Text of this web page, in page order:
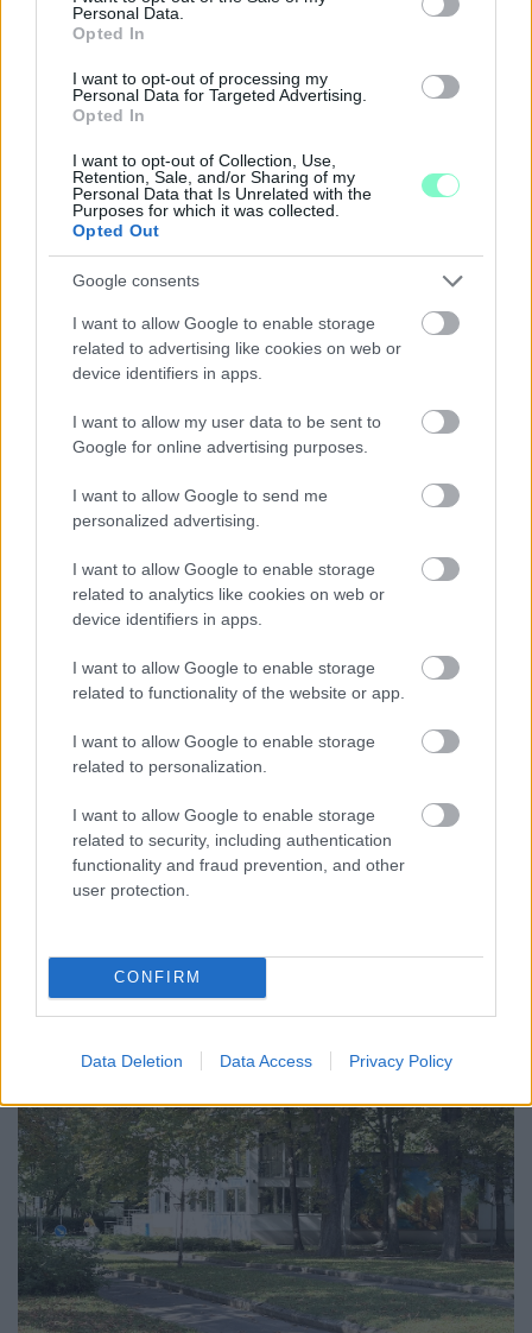
Personal Data.
Opted In
I want to opt-out of processing my
Personal Data for Targeted Advertising.
Opted In
I want to opt-out of Collection, Use,
Retention, Sale, and/or Sharing of my
Personal Data that Is Unrelated with the
Purposes for which it was collected.
Opted Out
Google consents
I want to allow Google to enable storage
related to advertising like cookies on web or
device identifiers in apps.
I want to allow my user data to be sent to
Google for online advertising purposes.
I want to allow Google to send me
personalized advertising.
I want to allow Google to enable storage
related to analytics like cookies on web or
device identifiers in apps.
I want to allow Google to enable storage
related to functionality of the website or app.
I want to allow Google to enable storage
related to personalization.
I want to allow Google to enable storage
related to security, including authentication
functionality and fraud prevention, and other
user protection.
CONFIRM
Data Deletion Data Access Privacy Policy
PERL, VÁRADI ÉS TANOH DEZ IS OTT VAN A FÉRFI
KOSÁRLABDA-VÁLOGATOTT SZŰKÍTETT
KERETÉBEN
Észtország, Szlovénia és Svédország következik.
BERUHÁZÁSI CSOMAGGAL ERŐSÍTIK
MAGYARORSZÁG ENERGIAELLÁTÁSÁT, MIKÖZBEN
TOVÁBBRA IS KRITIKUS NAPOK ELÉ NÉZ AZ ORSZÁG
Átfogó energetikai fejlesztési programot fogadott el a